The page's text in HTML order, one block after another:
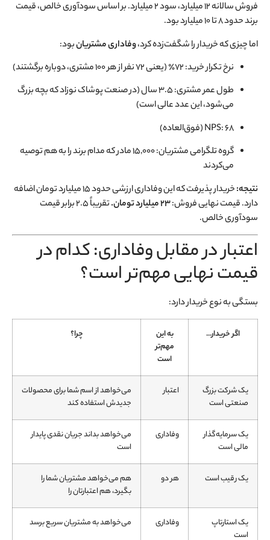
فروش سالانه ۱۲ میلیارد، سود ۲ میلیارد. بر اساس سودآوری خالص، قیمت
برند حدود ۸ تا ۱۰ میلیارد بود.
اما چیزی که خریدار را شگفت‌زده کرد،وفاداری مشتریانبود:
نرخ تکرار خرید: ۷۲٪ (یعنی ۷۲ نفر از هر ۱۰۰ مشتری، دوباره برگشتند)
طول عمر مشتری: ۳.۵ سال (در صنعت پوشاک نوزاد که بچه بزرگ
می‌شود، این عدد عالی است)
NPS: ۶۸ (فوق‌العاده)
گروه تلگرامی مشتریان: ۱۵,۰۰۰ مادر که مدام برند را به هم توصیه
می‌کردند
نتیجه:
خریدار پذیرفت که این وفاداری ارزشی حدود ۱۵ میلیارد تومان اضافه
دارد. قیمت نهایی فروش:۲۳ میلیارد تومان.
تقریباً ۲.۵ برابر قیمت
سودآوری خالص.
اعتبار در مقابل وفاداری: کدام در
قیمت نهایی مهم‌تر است؟
بستگی به نوع خریدار دارد:
اگر خریدار…
به این
مهم‌تر
است
چرا؟
یک شرکت بزرگ
صنعتی است
اعتبار
می‌خواهد از اسم شما برای محصولات
جدیدش استفاده کند
یک سرمایه‌گذار
مالی است
وفاداری
می‌خواهد بداند جریان نقدی پایدار
است
یک رقیب است هر دو
هم می‌خواهد مشتریان شما را
بگیرد، هم اعتبارتان را
یک استارتاپ
است
وفاداری می‌خواهد به مشتریان سریع برسد